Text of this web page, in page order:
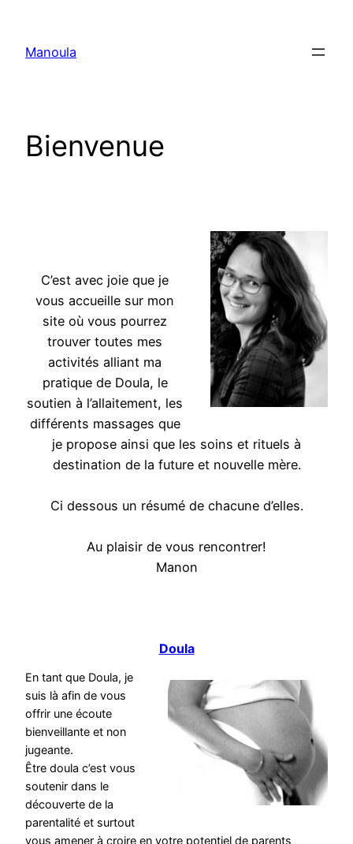
contenu
Manoula
Bienvenue
C’est avec joie que je
vous accueille sur mon
site où vous pourrez
trouver toutes mes
activités alliant ma
pratique de Doula, le
soutien à l’allaitement, les
différents massages que
je propose ainsi que les soins et rituels à
destination de la future et nouvelle mère.
Ci dessous un résumé de chacune d’elles.
Au plaisir de vous rencontrer!
Manon
Doula
En tant que Doula, je
suis là afin de vous
offrir une écoute
bienveillante et non
jugeante.
Être doula c’est vous
soutenir dans le
découverte de la
parentalité et surtout
vous amener à croire en votre potentiel de parents